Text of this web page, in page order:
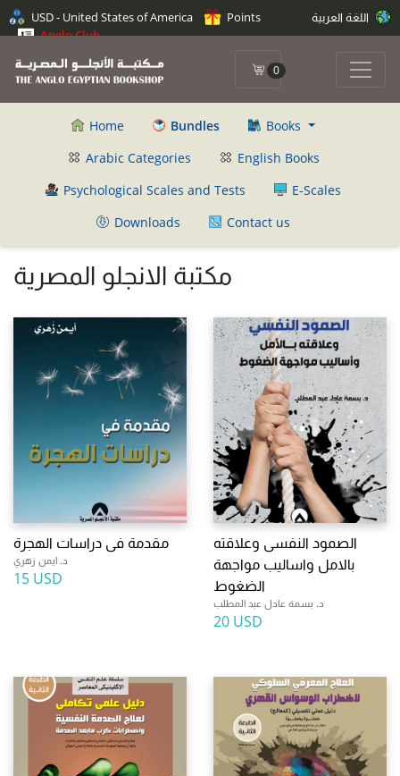
USD - United States of America
Points
Anglo Club
0
Home Bundles
Books
Arabic Categories
English Books
Psychological Scales and Tests
E-Scales
Downloads
Contact us
مكتبة الانجلو المصرية
مقدمة فى دراسات الهجرة
د. ايمن زهري
15 USD
الصمود النفسى وعلاقته
بالامل واساليب مواجهة
الضغوط
د. بسمة عادل عبد المطلب
20 USD